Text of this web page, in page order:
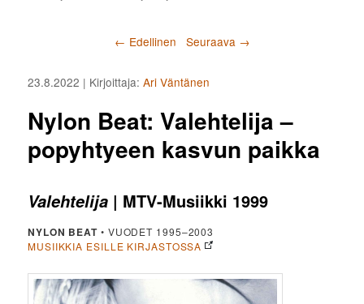
Artikkelien selaus
← Edellinen Seuraava →
Nylon Beat: Valehtelija –
popyhtyeen kasvun paikka
23.8.2022 | Kirjoittaja:Ari Väntänen
Valehtelija | MTV-Musiikki 1999
NYLON BEAT • VUODET 1995–2003
MUSIIKKIA ESILLE KIRJASTOSSA